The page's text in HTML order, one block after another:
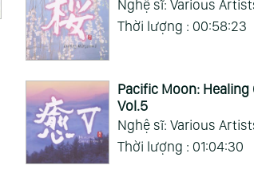
00:58:12
Khoảnh Khắc Dịu
Dàng - Tender
(Various Artists)
Nghệ sĩ: Various
Thời lượng : 00:58:23
Pacific Moon:
Vol.5
Nghệ sĩ: Various
Thời lượng : 01:04:30